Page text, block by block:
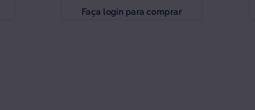
Faça login para comprar